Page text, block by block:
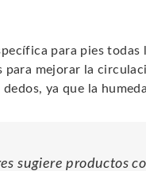
para pies todas
para mejorar la
ya que la
sugiere productos